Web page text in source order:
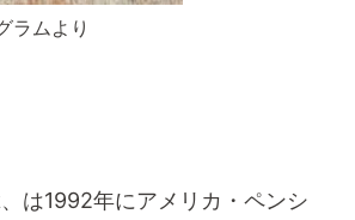
ラムより
は1992年にアメリカ・ペンシ